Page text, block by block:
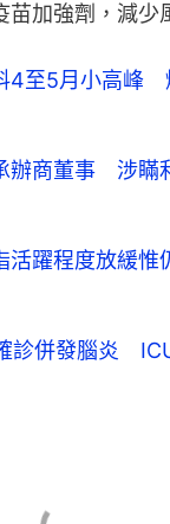
加強劑，減少
4至5月小高
辦商董事 涉瞞
活躍程度放緩
診併發腦炎